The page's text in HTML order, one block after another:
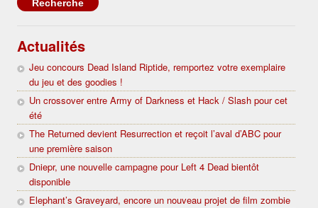
Actualités
Jeu concours Dead Island Riptide, remportez votre exemplaire
du jeu et des goodies !
Un crossover entre Army of Darkness et Hack / Slash pour cet
été
The Returned devient Resurrection et reçoit l’aval d’ABC pour
une première saison
Dniepr, une nouvelle campagne pour Left 4 Dead bientôt
disponible
Elephant’s Graveyard, encore un nouveau projet de film zombie